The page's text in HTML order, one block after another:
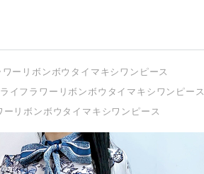
ーリボンボウタイマキシワンピース
イフラワーリボンボウタイマキシワンピース
ーリボンボウタイマキシワンピース